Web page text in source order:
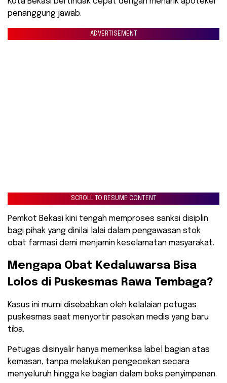
penanggung jawab.
ADVERTISEMENT
SCROLL TO RESUME CONTENT
Pemkot Bekasi kini tengah memproses sanksi disiplin
bagi pihak yang dinilai lalai dalam pengawasan stok
obat farmasi demi menjamin keselamatan masyarakat.
​Mengapa Obat Kedaluwarsa Bisa
Lolos di Puskesmas Rawa Tembaga?
​Kasus ini murni disebabkan oleh kelalaian petugas
puskesmas saat menyortir pasokan medis yang baru
tiba.
Petugas disinyalir hanya memeriksa label bagian atas
kemasan, tanpa melakukan pengecekan secara
menyeluruh hingga ke bagian dalam boks penyimpanan.